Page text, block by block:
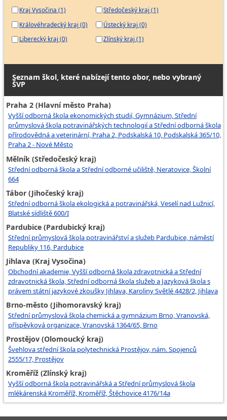
Kraj Vysočina (1)
Královéhradecký kraj (0)
Liberecký kraj (0)
Středočeský kraj (1)
Ústecký kraj (0)
Zlínský kraj (1)
Seznam škol, které nabízejí tento obor, nebo vybraný
ŠVP
Praha 2 (Hlavní město Praha)
Vyšší odborná škola ekonomických studií, Gymnázium, Střední
průmyslová škola potravinářských technologií a Střední odborná škola
přírodovědná a veterinární, Praha 2, Podskalská 10, Podskalská 365/10,
Praha 2 - Nové Město
Mělník (Středočeský kraj)
Střední odborná škola a Střední odborné učiliště, Neratovice, Školní
664
Tábor (Jihočeský kraj)
Střední odborná škola ekologická a potravinářská, Veselí nad Lužnicí,
Blatské sídliště 600/I
Pardubice (Pardubický kraj)
Střední průmyslová škola potravinářství a služeb Pardubice, náměstí
Republiky 116, Pardubice
Jihlava (Kraj Vysočina)
Obchodní akademie, Vyšší odborná škola zdravotnická a Střední
zdravotnická škola, Střední odborná škola služeb a Jazyková škola s
právem státní jazykové zkoušky Jihlava, Karoliny Světlé 4428/2, Jihlava
Brno-město (Jihomoravský kraj)
Střední průmyslová škola chemická a gymnázium Brno, Vranovská,
příspěvková organizace, Vranovská 1364/65, Brno
Prostějov (Olomoucký kraj)
Švehlova střední škola polytechnická Prostějov, nám. Spojenců
2555/17, Prostějov
Kroměříž (Zlínský kraj)
Vyšší odborná škola potravinářská a Střední průmyslová škola
mlékárenská Kroměříž, Kroměříž, Štěchovice 4176/14a